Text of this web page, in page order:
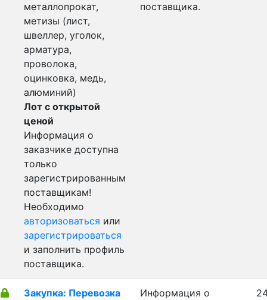
металлопрокат,
метизы (лист,
швеллер, уголок,
арматура,
проволока,
оцинковка, медь,
алюминий)
Лот с открытой
ценой
Информация о
заказчике доступна
только
зарегистрированным
поставщикам!
Необходимо
авторизоваться или
зарегистрироваться
и заполнить профиль
поставщика.
поставщика.
Закупка: Перевозка
Информация о